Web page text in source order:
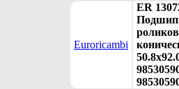
Euroricambi
ER